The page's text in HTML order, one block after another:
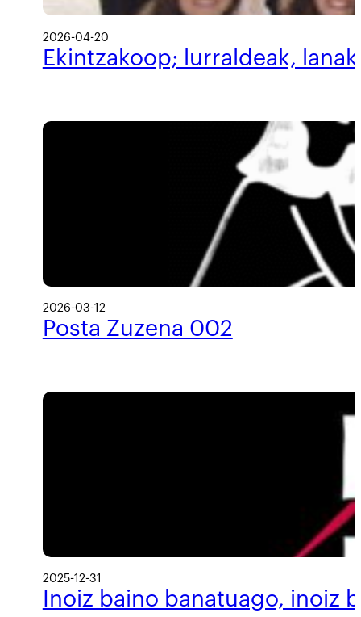
2026-04-20
Ekintzakoop; lurraldeak,
2026-03-12
Posta Zuzena 002
2025-12-31
Inoiz baino banatuago, inoiz